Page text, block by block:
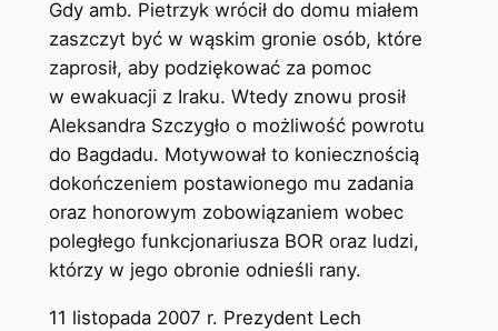
Gdy amb. Pietrzyk wrócił do domu miałem
zaszczyt być w wąskim gronie osób, które
zaprosił, aby podziękować za pomoc
w ewakuacji z Iraku. Wtedy znowu prosił
Aleksandra Szczygło o możliwość powrotu
do Bagdadu. Motywował to koniecznością
dokończeniem postawionego mu zadania
oraz honorowym zobowiązaniem wobec
poległego funkcjonariusza BOR oraz ludzi,
którzy w jego obronie odnieśli rany.
11 listopada 2007 r. Prezydent Lech